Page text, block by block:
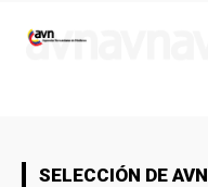
SELECCIÓN DE AVN